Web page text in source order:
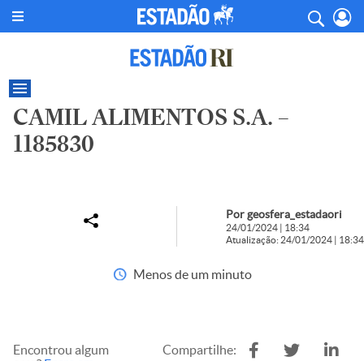
CAMIL ALIMENTOS S.A. –
1185830
Por geosfera_estadaori
24/01/2024 | 18:34
Atualização: 24/01/2024 | 18:34
Menos de um minuto
Encontrou algum
Compartilhe: